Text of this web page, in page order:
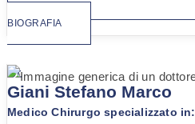
BIOGRAFIA
Dr.
Giani Stefano Marco
Medico Chirurgo specializzato in: